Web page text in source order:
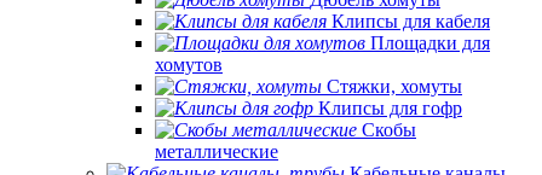
Клипсы для кабеля
Площадки для
хомутов
Стяжки, хомуты
Клипсы для гофр
Скобы
металлические